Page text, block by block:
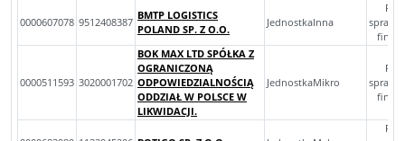
0000607078 9512408387
BMTP LOGISTICS
POLAND SP. Z O.O.
JednostkaInna
0000511593 3020001702
BOK MAX LTD SPÓŁKA Z
OGRANICZONĄ
ODPOWIEDZIALNOŚCIĄ
ODDZIAŁ W POLSCE W
LIKWIDACJI.
JednostkaMikro